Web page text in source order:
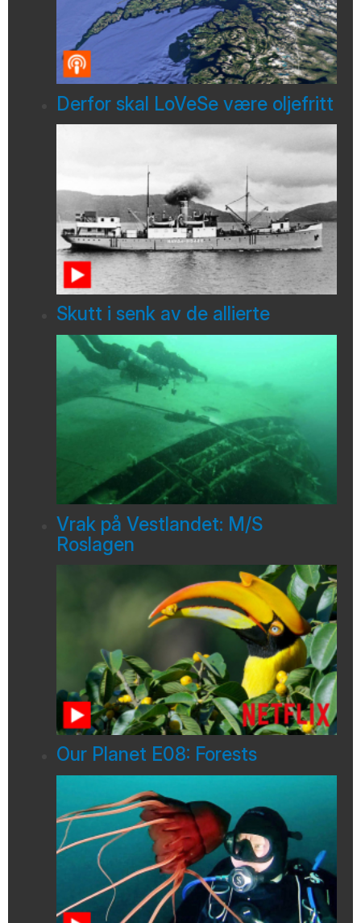
Derfor skal LoVeSe være oljefritt
Skutt i senk av de allierte
Vrak på Vestlandet: M/S
Roslagen
Our Planet E08: Forests